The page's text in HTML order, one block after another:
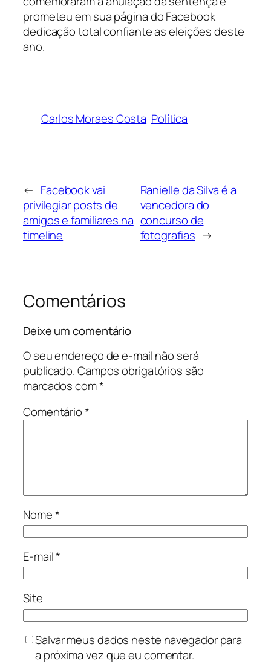
prometeu em sua página do Facebook
dedicação total confiante as eleições deste
ano.
Carlos Moraes Costa Política
← Facebook vai
privilegiar posts de
amigos e familiares na
timeline
Ranielle da Silva é a
vencedora do
concurso de
fotografias →
Comentários
Deixe um comentário
O seu endereço de e-mail não será
publicado.Campos obrigatórios são
marcados com*
Comentário*
Nome*
E-mail*
Site
Salvar meus dados neste navegador para
a próxima vez que eu comentar.